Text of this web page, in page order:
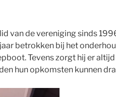
van de vereniging sinds
betrokken bij het
Tevens zorgt hij er
hun opkomsten kunnen